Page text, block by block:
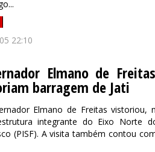
22:10
Elmano de
barragem de Jati
Elmano de Freitas vistoriou,
integrante do Eixo Norte
(PISF). A visita também contou